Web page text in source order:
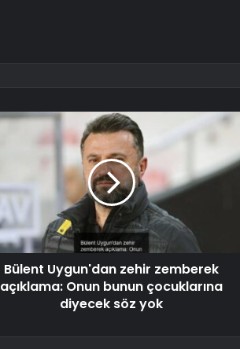
Bülent Uygun'dan zehir zemberek
açıklama: Onun bunun çocuklarına
diyecek söz yok